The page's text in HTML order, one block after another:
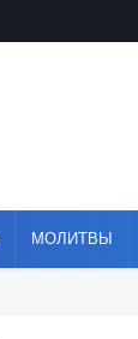
МОЛИТВЫ